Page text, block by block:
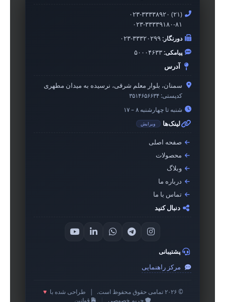
۰۲۳-۳۳۳۳۸۹۲۰ (۲۱)
۰۲۳-۳۳۳۳۹۱۸۰-۸۱
دورنگار:۰۲۳-۳۳۳۲۰۲۹۹
پیامکی:۵۰۰۰۴۶۳۳
آدرس
سمنان، بلوار معلم شرقی، نرسیده به میدان مطهری
کدپستی: ۳۵۱۴۶۵۶۶۳۴
شنبه تا چهارشنبه ۸ – ۱۷
لینک‌ها ویرایش
صفحه اصلی
محصولات
وبلاگ
درباره ما
تماس با ما
دنبال کنید
پشتیبانی
مرکز راهنمایی
© ۲۰۲۶ تمامی حقوق محفوظ است. طراحی شده با ♥
حریم خصوصی
قوانین